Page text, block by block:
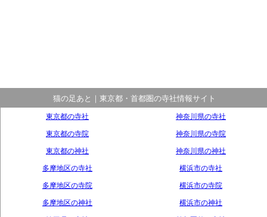
猫の足あと｜東京都・首都圏の寺社情報サイト
東京都の寺社
東京都の寺院
東京都の神社
多摩地区の寺社
多摩地区の寺院
多摩地区の神社
神奈川県の寺社
神奈川県の寺院
神奈川県の神社
横浜市の寺社
横浜市の寺院
横浜市の神社